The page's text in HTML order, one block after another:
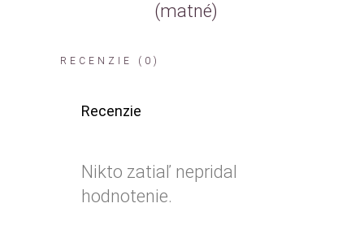
(matné)
RECENZIE (0)
Recenzie
Nikto zatiaľ nepridal
hodnotenie.